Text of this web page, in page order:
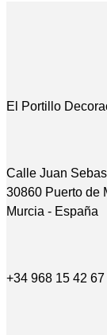
El Portillo
Calle Juan
30860 Puerto de
Murcia - España
+34 968 15 42 67